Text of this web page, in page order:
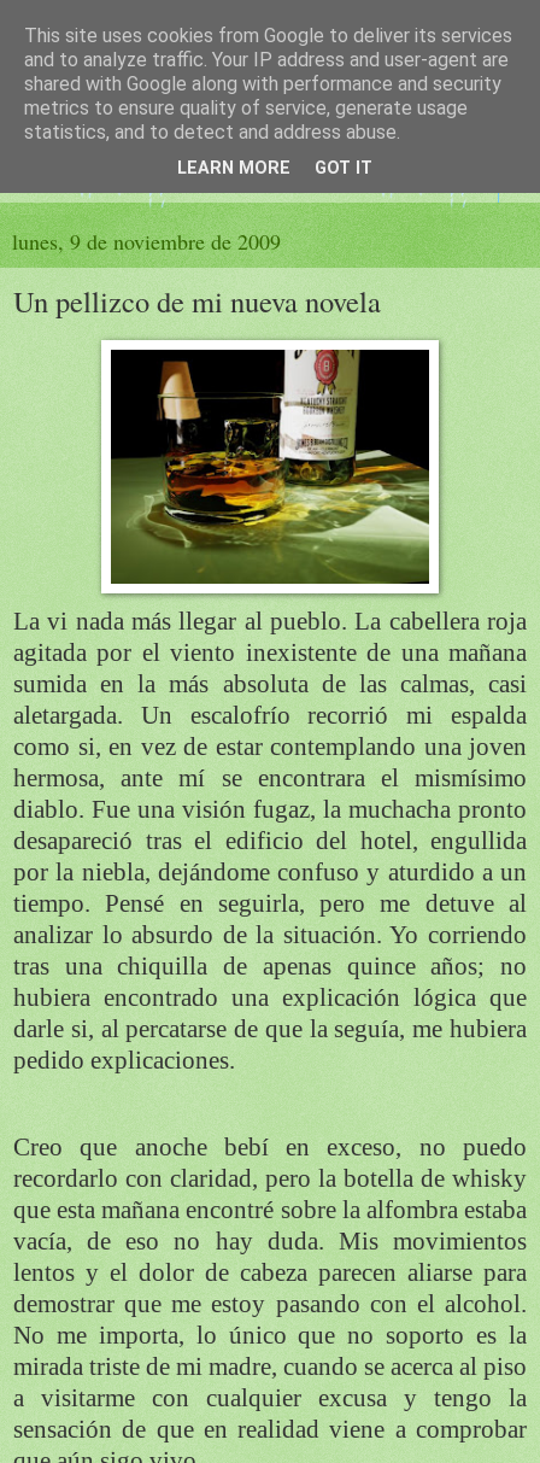
El sueño de las palabras
PÁGINA LITERARIA DE FELISA MORENO
lunes, 9 de noviembre de 2009
Un pellizco de mi nueva novela
La vi nada más llegar al pueblo. La cabellera roja
agitada por el viento inexistente de una mañana
sumida en la más absoluta de las calmas, casi
aletargada. Un escalofrío recorrió mi espalda
como si, en vez de estar contemplando una joven
hermosa, ante mí se encontrara el mismísimo
diablo. Fue una visión fugaz, la muchacha pronto
desapareció tras el edificio del hotel, engullida
por la niebla, dejándome confuso y aturdido a un
tiempo. Pensé en seguirla, pero me detuve al
analizar lo absurdo de la situación. Yo corriendo
tras una chiquilla de apenas quince años; no
hubiera encontrado una explicación lógica que
darle si, al percatarse de que la seguía, me hubiera
pedido explicaciones.
Creo que anoche bebí en exceso, no puedo
recordarlo con claridad, pero la botella de whisky
que esta mañana encontré sobre la alfombra estaba
vacía, de eso no hay duda. Mis movimientos
lentos y el dolor de cabeza parecen aliarse para
demostrar que me estoy pasando con el alcohol.
No me importa, lo único que no soporto es la
mirada triste de mi madre, cuando se acerca al piso
a visitarme con cualquier excusa y tengo la
sensación de que en realidad viene a comprobar
This site uses cookies from Google to deliver its services
and to analyze traffic. Your IP address and user-agent are
shared with Google along with performance and security
metrics to ensure quality of service, generate usage
statistics, and to detect and address abuse.
LEARN MORE GOT IT